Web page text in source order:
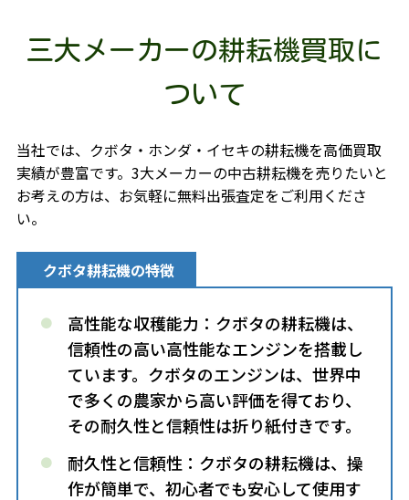
三大メーカーの耕耘機買取に
ついて
当社では、クボタ・ホンダ・イセキの耕耘機を高価買取
実績が豊富です。3大メーカーの中古耕耘機を売りたいと
お考えの方は、お気軽に無料出張査定をご利用くださ
い。
クボタ耕耘機の特徴
高性能な収穫能力：クボタの耕耘機は、
信頼性の高い高性能なエンジンを搭載し
ています。クボタのエンジンは、世界中
で多くの農家から高い評価を得ており、
その耐久性と信頼性は折り紙付きです。
耐久性と信頼性：クボタの耕耘機は、操
作が簡単で、初心者でも安心して使用す